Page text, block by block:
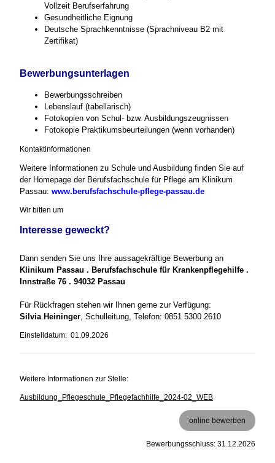
Vollzeit Berufserfahrung
Gesundheitliche Eignung
Deutsche Sprachkenntnisse (Sprachniveau B2 mit
Zertifikat)
Bewerbungsunterlagen
Bewerbungsschreiben
Lebenslauf (tabellarisch)
Fotokopien von Schul- bzw. Ausbildungszeugnissen
Fotokopie Praktikumsbeurteilungen (wenn vorhanden)
Kontaktinformationen
Weitere Informationen zu Schule und Ausbildung finden Sie auf
der Homepage der Berufsfachschule für Pflege am Klinikum
Passau: www.berufsfachschule-pflege-passau.de
Wir bitten um
Interesse geweckt?
Dann senden Sie uns Ihre aussagekräftige Bewerbung an
Klinikum Passau . Berufsfachschule für Krankenpflegehilfe .
Innstraße 76 . 94032 Passau
Für Rückfragen stehen wir Ihnen gerne zur Verfügung:
Silvia Heininger , Schulleitung, Telefon: 0851 5300 2610
Einstelldatum: 01.09.2026
Weitere Informationen zur Stelle:
Ausbildung_Pflegeschule_Pflegefachhilfe_2024-02_WEB
online bewerben
Bewerbungsschluss: 31.12.2026